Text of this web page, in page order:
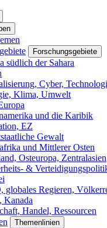
Forschungsgebiete
südlich der Sahara
Cyber,
Klima, Umwelt
und die Karibik
EZ
Gewalt
und Mittlerer Osten
Osteuropa, Zentralasien
&
globales Regieren,
Kanada
Handel, Ressourcen
Themenlinien